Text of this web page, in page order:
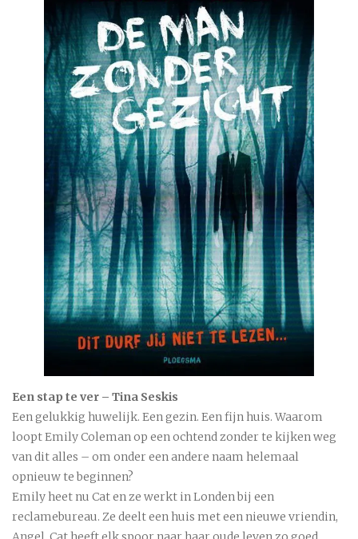
Een stap te ver – Tina Seskis
Een gelukkig huwelijk. Een gezin. Een fijn huis. Waarom
loopt Emily Coleman op een ochtend zonder te kijken weg
van dit alles – om onder een andere naam helemaal
opnieuw te beginnen?
Emily heet nu Cat en ze werkt in Londen bij een
reclamebureau. Ze deelt een huis met een nieuwe vriendin,